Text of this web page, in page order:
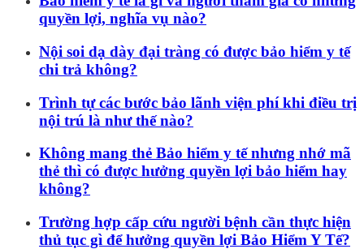
quyền lợi, nghĩa vụ nào?
Nội soi dạ dày đại tràng có được bảo hiểm y tế
chi trả không?
Trình tự các bước bảo lãnh viện phí khi điều trị
nội trú là như thế nào?
Không mang thẻ Bảo hiểm y tế nhưng nhớ mã
thẻ thì có được hưởng quyền lợi bảo hiểm hay
không?
Trường hợp cấp cứu người bệnh cần thực hiện
thủ tục gì để hưởng quyền lợi Bảo Hiểm Y Tế?